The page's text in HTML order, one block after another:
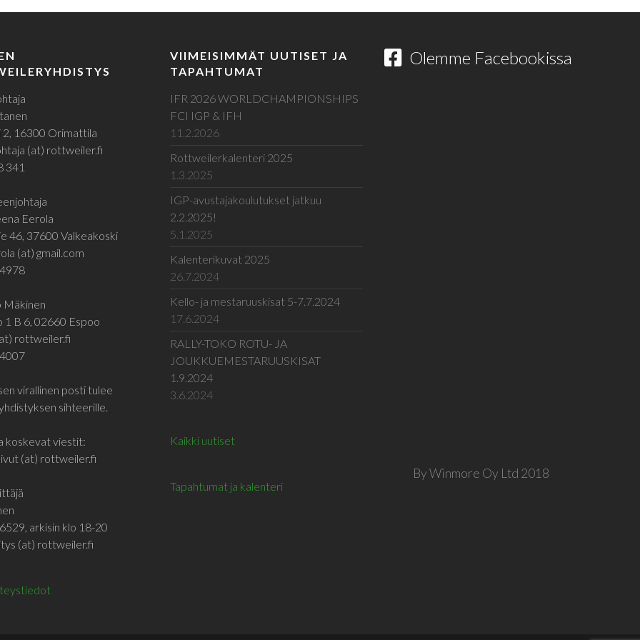
2, 16300 Orimattila
(at) rottweiler.fi
341
Eerola
46, 37600 Valkeakoski
(at) gmail.com
Mäkinen
1 B 6, 02660 Espoo
rottweiler.fi
virallinen posti tulee
sihteerille.
koskevat viestit:
(at) rottweiler.fi
arkisin klo 18-20
(at) rottweiler.fi
VIIMEISIMMÄT UUTISET JA
TAPAHTUMAT
IFR 2026 WORLDCHAMPIONSHIPS
FCI IGP & IFH
11.2.2026
Rottweilerkalenteri 2025
1.3.2025
IGP-avustajakoulutukset jatkuu
2.2.2025!
5.1.2025
Kalenterikuvat 2025
26.7.2024
Kello- ja mestaruuskisat 5-7.7.2024
17.6.2024
RALLY-TOKO ROTU- JA
JOUKKUEMESTARUUSKISAT
1.9.2024
3.6.2024
Kaikki uutiset
Tapahtumat ja kalenteri
Olemme Facebookissa
By Winmore Oy Ltd 2018